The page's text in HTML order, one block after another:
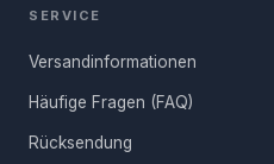
SERVICE
Versandinformationen
Häufige Fragen (FAQ)
Rücksendung